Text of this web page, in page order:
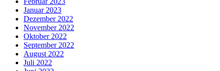
Januar 2023
Dezember 2022
November 2022
Oktober 2022
September 2022
August 2022
Juli 2022